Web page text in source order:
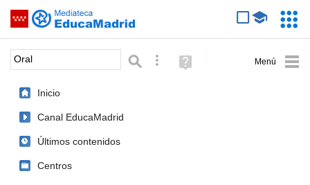
Saltar navegación
Palabra o frase: Búsqueda avanzada
Ayuda
(en
Inicio
Canal EducaMadrid
Últimos contenidos
Centros